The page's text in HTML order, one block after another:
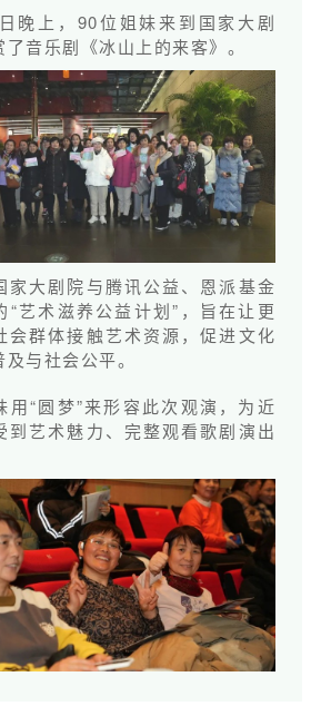
晚上，90位姐妹来到国家大剧
了音乐剧《冰山上的来客》。
家大剧院与腾讯公益、恩派基金
“艺术滋养公益计划”，旨在让更
会群体接触艺术资源，促进文化
与社会公平。
用“圆梦”来形容此次观演，为近
到艺术魅力、完整观看歌剧演出